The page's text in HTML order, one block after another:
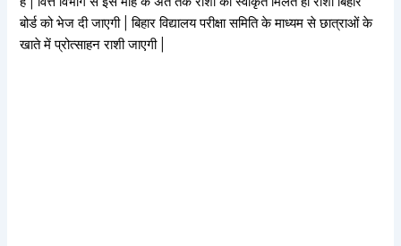
बोर्ड को भेज दी जाएगी | बिहार विद्यालय परीक्षा समिति के माध्यम से छात्राओं के
खाते में प्रोत्साहन राशी जाएगी |